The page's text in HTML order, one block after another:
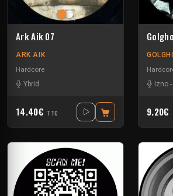
Ark Aik 07
ARK AIK
Hardcore
Ybrid
14.40€ TTC
Izno -
9.20€